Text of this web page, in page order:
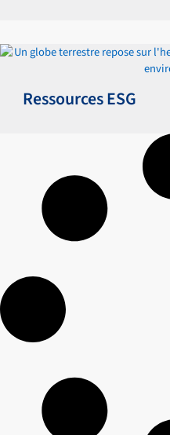
Ressources ESG